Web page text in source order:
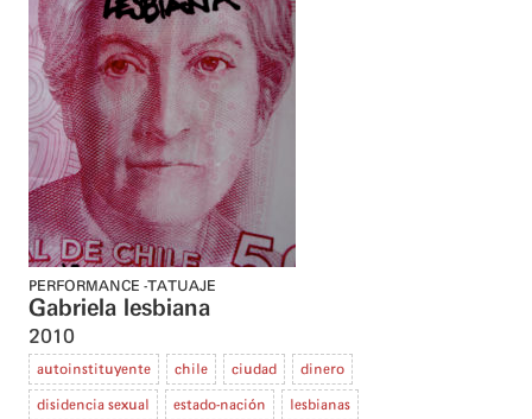
PERFORMANCE TATUAJE
Gabriela lesbiana
2010
autoinstituyente chile ciudad dinero
disidencia sexual estado-nación lesbianas